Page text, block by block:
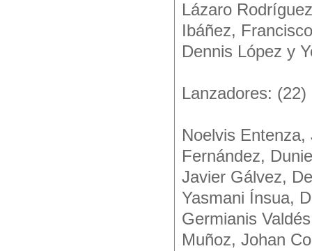
Lázaro
Ibáñez,
Dennis López y
Lanzadores: (22)
Noelvis
Fernández,
Javier Gálvez,
Yasmani Ínsua,
Germianis
Muñoz, Johan